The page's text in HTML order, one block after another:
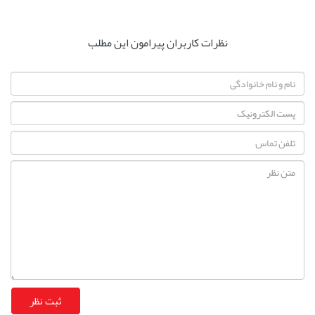
نظرات کاربران پیرامون این مطلب